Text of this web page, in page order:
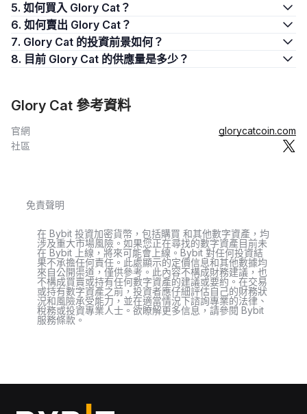
5. 如何買入 Glory Cat？
6. 如何賣出 Glory Cat？
7. Glory Cat 的投資前景如何？
8. 目前 Glory Cat 的供應量是多少？
Glory Cat 參考資料
官網
glorycatcoin.com
社區
免責聲明
在 Bybit 投資加密貨幣，包括購買 和其他數字資產，均
涉及重大市場風險。如果您正在尋找的數字資產目前未
在 Bybit 上線，將來可能會上線。Bybit 對任何投資結
果不承擔任何責任。此處顯示的定價信息和其他數據均
來自公開渠道，僅供參考。此內容不構成財務建議，也
不構成買賣或持有任何數字資產的建議或要約。在交易
或持有數字資產之前，投資者應仔細評估自己的財務狀
況和風險承受能力，並在適當情況下諮詢專業的法律、
稅務或投資專業人士。欲瞭解更多信息，請參閱 Bybit
服務條款。